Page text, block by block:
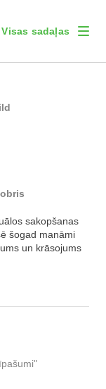
Visas sadaļas
sakopšanas
šogad manāmi
un krāsojums